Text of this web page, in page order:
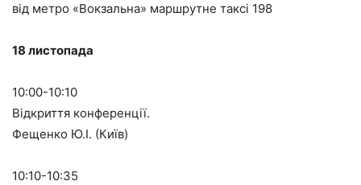
від метро «Вокзальна» маршрутне таксі 198
18 листопада
10:00-10:10
Відкриття конференції.
Фещенко Ю.І. (Київ)
10:10-10:35